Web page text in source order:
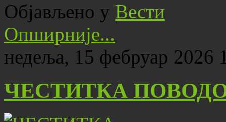
Објављено у Вести
Опширније...
недеља, 15 фебруар 2026
ЧЕСТИТКА